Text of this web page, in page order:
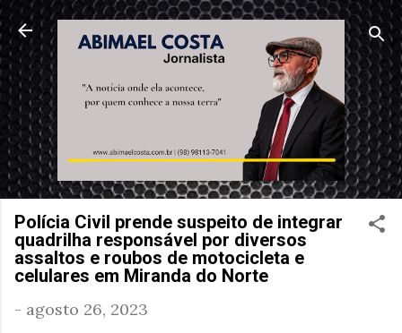
Pular para o conteúdo principal
Polícia Civil prende suspeito de integrar
quadrilha responsável por diversos
assaltos e roubos de motocicleta e
celulares em Miranda do Norte
- agosto 26, 2023